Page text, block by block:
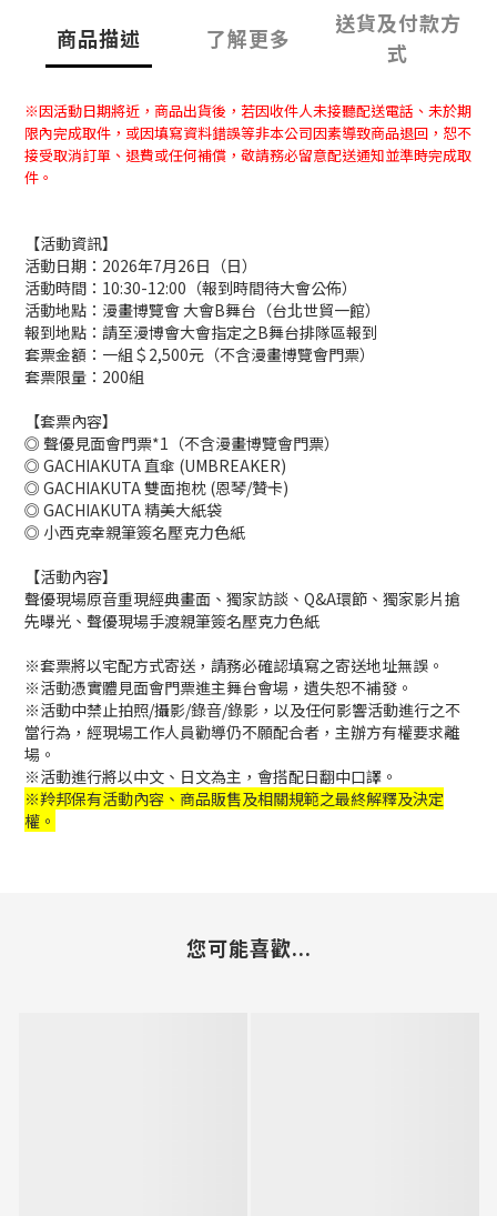
商品描述 了解更多
送貨及付款方
式
※因活動日期將近，商品出貨後，若因收件人未接聽配送電話、未於期
限內完成取件，或因填寫資料錯誤等非本公司因素導致商品退回，恕不
接受取消訂單、退費或任何補償，敬請務必留意配送通知並準時完成取
件。
【活動資訊】
活動日期：2026年7月26日（日）
活動時間：10:30-12:00（報到時間待大會公佈）
活動地點：漫畫博覽會 大會B舞台（台北世貿一館）
報到地點：請至漫博會大會指定之B舞台排隊區報到
套票金額：一組＄2,500元（不含漫畫博覽會門票）
套票限量：200組
【套票內容】
◎ 聲優見面會門票*1（不含漫畫博覽會門票）
◎ GACHIAKUTA 直傘 (UMBREAKER)
◎ GACHIAKUTA 雙面抱枕 (恩琴/贊卡)
◎ GACHIAKUTA 精美大紙袋
◎ 小西克幸親筆簽名壓克力色紙
【活動內容】
聲優現場原音重現經典畫面、獨家訪談、Q&A環節、獨家影片搶
先曝光、聲優現場手渡親筆簽名壓克力色紙
※套票將以宅配方式寄送，請務必確認填寫之寄送地址無誤。
※活動憑實體見面會門票進主舞台會場，遺失恕不補發。
※活動中禁止拍照/攝影/錄音/錄影，以及任何影響活動進行之不
當行為，經現場工作人員勸導仍不願配合者，主辦方有權要求離
場。
※活動進行將以中文、日文為主，會搭配日翻中口譯。
※羚邦保有活動內容、商品販售及相關規範之最終解釋及決定
權。
您可能喜歡...